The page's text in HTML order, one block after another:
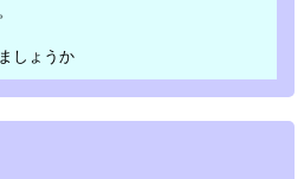
しょうか